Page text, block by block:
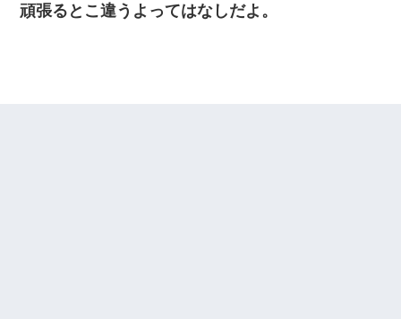
頑張るとこ違うよってはなしだよ。